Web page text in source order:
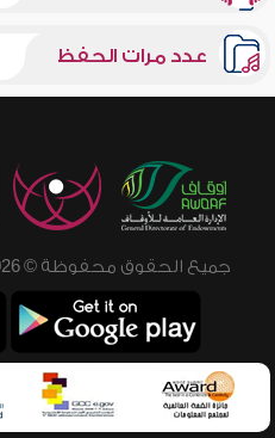
عدد مرات الحفظ
جميع الحقوق محفوظة © 2026 - 1998 لشبكة إسلام ويب